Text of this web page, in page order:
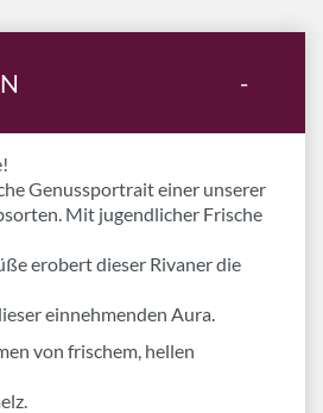
-
Genussportrait einer unserer
Mit jugendlicher Frische
erobert dieser Rivaner die
einnehmenden Aura.
von frischem, hellen